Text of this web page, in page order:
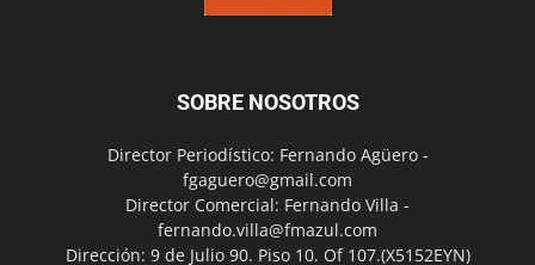
SOBRE NOSOTROS
Director Periodístico: Fernando Agüero -
fgaguero@gmail.com
Director Comercial: Fernando Villa -
fernando.villa@fmazul.com
Dirección: 9 de Julio 90. Piso 10. Of 107.(X5152EYN)